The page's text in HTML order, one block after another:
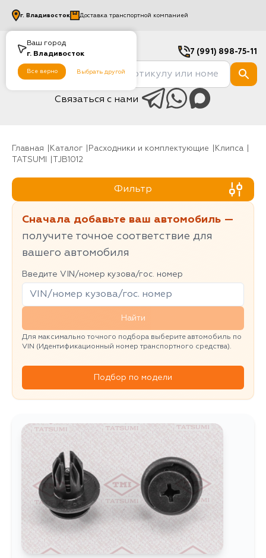
Ваш город
г. Владивосток
Все верно Выбрать другой
г. Владивосток Доставка транспортной компанией
7 (991) 898-75-11
Связаться с нами
Главная Каталог Расходники и комплектующие
клипса
TATSUMI
TJB1012
Фильтр
Сначала добавьте ваш автомобиль —
получите точное соответствие для
вашего автомобиля
Введите VIN/номер кузова/гос. номер
Найти
Для максимально точного подбора выберите автомобиль по
VIN (Идентификационный номер транспортного средства).
Подбор по модели